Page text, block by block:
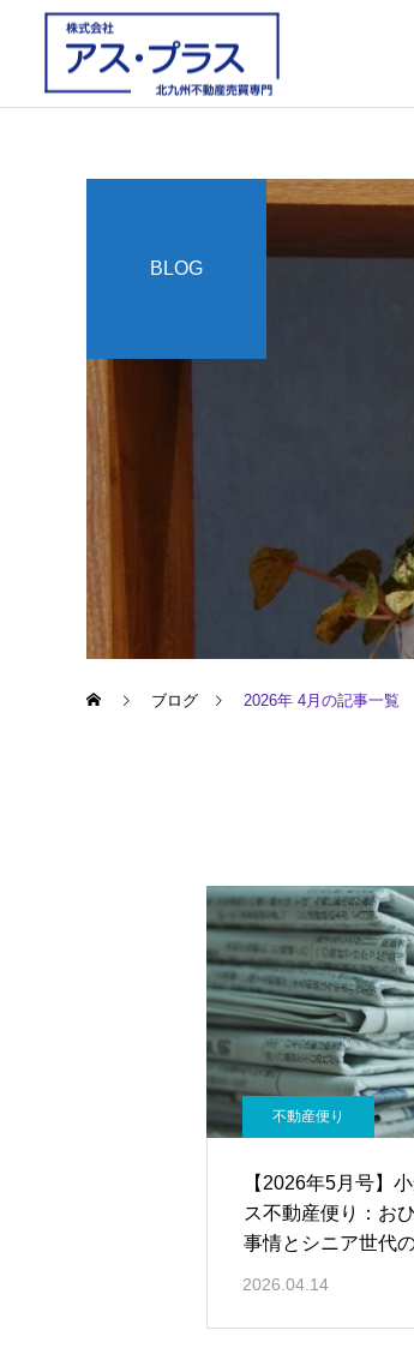
BLOG
ブログ 2026年 4月の記事一覧
不動産便り
【2026年5月号】
ス不動産便り：お
事情とシニア世代
2026.04.14